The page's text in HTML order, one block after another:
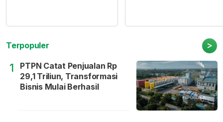
Terpopuler >
1
PTPN Catat Penjualan Rp
29,1 Triliun, Transformasi
Bisnis Mulai Berhasil